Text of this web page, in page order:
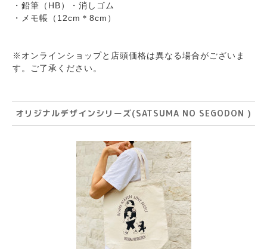
・鉛筆（HB）・消しゴム
・メモ帳（12cm＊8cm）
※オンラインショップと店頭価格は異なる場合がございま
す。ご了承ください。
オリジナルデザインシリーズ(SATSUMA NO SEGODON )